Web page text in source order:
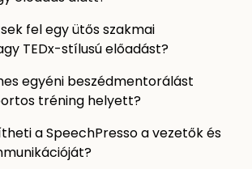
fel egy ütős szakmai
TEDx-stílusú előadást?
egyéni beszédmentorálást
tréning helyett?
a SpeechPresso a vezetők és